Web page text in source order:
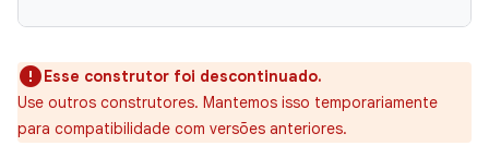
Esse construtor foi descontinuado.
Use outros construtores. Mantemos isso temporariamente
para compatibilidade com versões anteriores.